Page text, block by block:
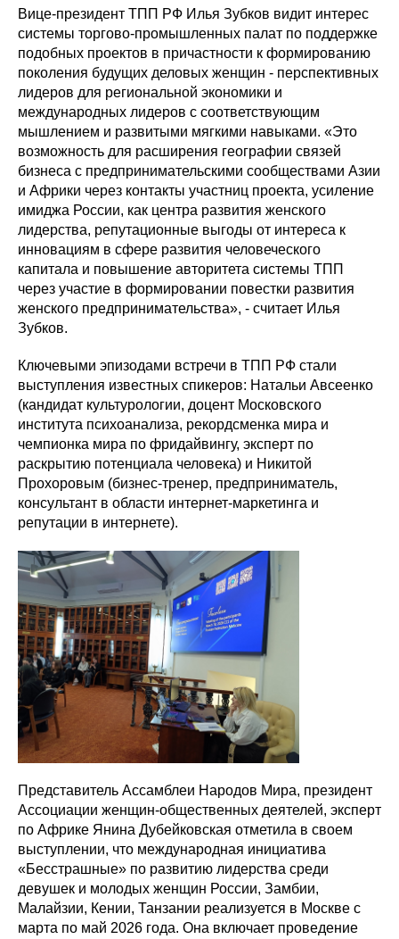
Вице-президент ТПП РФ Илья Зубков видит интерес
системы торгово-промышленных палат по поддержке
подобных проектов в причастности к формированию
поколения будущих деловых женщин - перспективных
лидеров для региональной экономики и
международных лидеров с соответствующим
мышлением и развитыми мягкими навыками. «Это
возможность для расширения географии связей
бизнеса с предпринимательскими сообществами Азии
и Африки через контакты участниц проекта, усиление
имиджа России, как центра развития женского
лидерства, репутационные выгоды от интереса к
инновациям в сфере развития человеческого
капитала и повышение авторитета системы ТПП
через участие в формировании повестки развития
женского предпринимательства», - считает Илья
Зубков.
Ключевыми эпизодами встречи в ТПП РФ стали
выступления известных спикеров: Натальи Авсеенко
(кандидат культурологии, доцент Московского
института психоанализа, рекордсменка мира и
чемпионка мира по фридайвингу, эксперт по
раскрытию потенциала человека) и Никитой
Прохоровым (бизнес-тренер, предприниматель,
консультант в области интернет-маркетинга и
репутации в интернете).
Представитель Ассамблеи Народов Мира, президент
Ассоциации женщин-общественных деятелей, эксперт
по Африке Янина Дубейковская отметила в своем
выступлении, что международная инициатива
«Бесстрашные» по развитию лидерства среди
девушек и молодых женщин России, Замбии,
Малайзии, Кении, Танзании реализуется в Москве с
марта по май 2026 года. Она включает проведение